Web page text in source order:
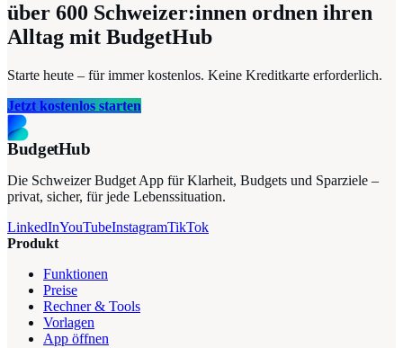
über 600 Schweizer:innen ordnen ihren
Alltag mit BudgetHub
Starte heute – für immer kostenlos. Keine Kreditkarte erforderlich.
Jetzt kostenlos starten
BudgetHub
Die Schweizer Budget App für Klarheit, Budgets und Sparziele –
privat, sicher, für jede Lebenssituation.
LinkedInYouTubeInstagramTikTok
Produkt
Funktionen
Preise
Rechner & Tools
Vorlagen
App öffnen